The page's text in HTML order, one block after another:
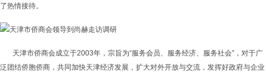
了热情接待。
天津市侨商会成立于2003年，宗旨为“服务会员、服务经济、服务社会”，对于广
泛团结侨胞侨商，共同加快天津经济发展，扩大对外开放与交流，发挥好政府与企业